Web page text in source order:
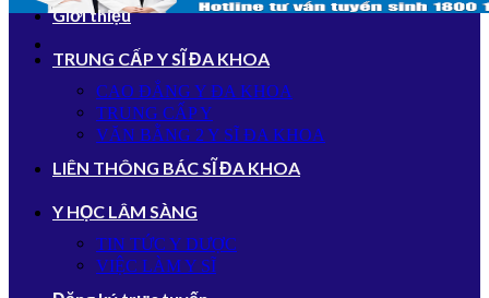
Giới thiệu
TRUNG CẤP Y SĨ ĐA KHOA
CAO ĐẲNG Y ĐA KHOA
TRUNG CẤP Y
VĂN BẰNG 2 Y SĨ ĐA KHOA
LIÊN THÔNG BÁC SĨ ĐA KHOA
Y HỌC LÂM SÀNG
TIN TỨC Y DƯỢC
VIỆC LÀM Y SĨ